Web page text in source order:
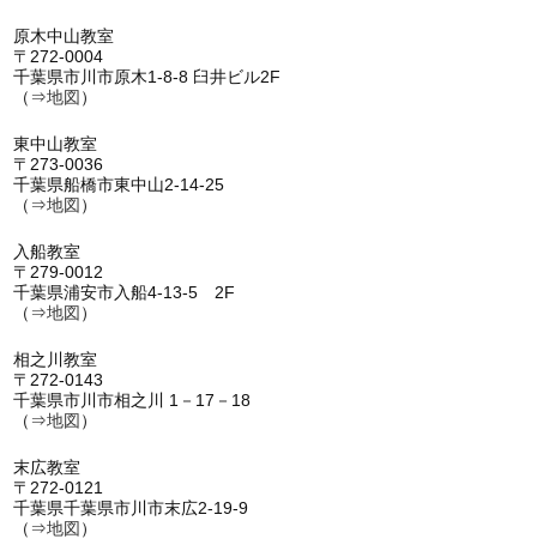
原木中山教室
〒272-0004
千葉県市川市原木1-8-8 臼井ビル2F
（⇒地図 ）
東中山教室
〒273-0036
千葉県船橋市東中山2-14-25
（⇒地図 ）
入船教室
〒279-0012
千葉県浦安市入船4-13-5 2F
（⇒地図 ）
相之川教室
〒272-0143
千葉県市川市相之川 1－17－18
（⇒地図 ）
末広教室
〒272-0121
千葉県千葉県市川市末広2-19-9
（⇒地図 ）